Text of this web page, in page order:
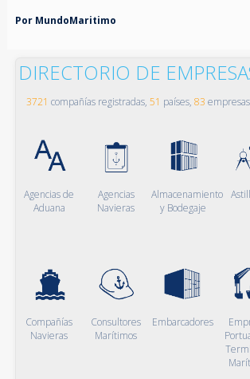
Por MundoMaritimo
DIRECTORIO DE
3721 compañías registradas, 51 países, 83
Agencias de
Aduana
Agencias
Navieras
Almacenamiento
y Bodegaje
Compañías
Navieras
Consultores
Marítimos
Embarcadores